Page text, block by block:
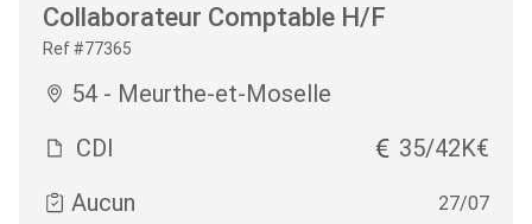
Collaborateur Comptable H/F
Ref #77365
54 - Meurthe-et-Moselle
CDI
35/42K€
Aucun
27/07